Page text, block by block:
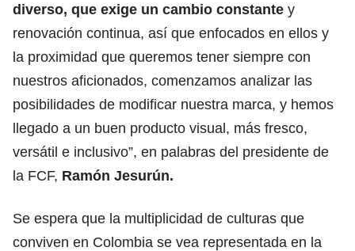
diverso, que exige un cambio constante y
renovación continua, así que enfocados en ellos y
la proximidad que queremos tener siempre con
nuestros aficionados, comenzamos analizar las
posibilidades de modificar nuestra marca, y hemos
llegado a un buen producto visual, más fresco,
versátil e inclusivo”, en palabras del presidente de
la FCF, Ramón Jesurún.
Se espera que la multiplicidad de culturas que
conviven en Colombia se vea representada en la